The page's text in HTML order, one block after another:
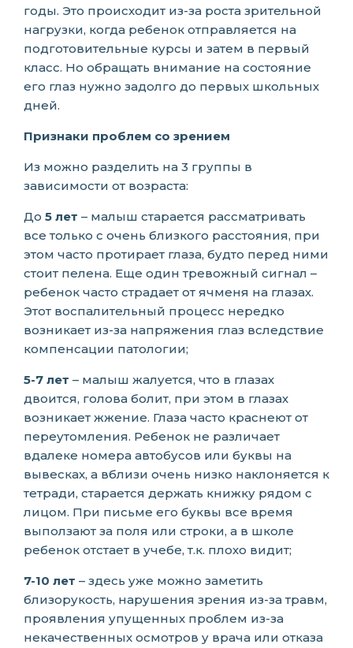
годы. Это происходит из-за роста зрительной
нагрузки, когда ребенок отправляется на
подготовительные курсы и затем в первый
класс. Но обращать внимание на состояние
его глаз нужно задолго до первых школьных
дней.
Признаки проблем со зрением
Из можно разделить на 3 группы в
зависимости от возраста:
До 5 лет – малыш старается рассматривать
все только с очень близкого расстояния, при
этом часто протирает глаза, будто перед ними
стоит пелена. Еще один тревожный сигнал –
ребенок часто страдает от ячменя на глазах.
Этот воспалительный процесс нередко
возникает из-за напряжения глаз вследствие
компенсации патологии;
5-7 лет – малыш жалуется, что в глазах
двоится, голова болит, при этом в глазах
возникает жжение. Глаза часто краснеют от
переутомления. Ребенок не различает
вдалеке номера автобусов или буквы на
вывесках, а вблизи очень низко наклоняется к
тетради, старается держать книжку рядом с
лицом. При письме его буквы все время
выползают за поля или строки, а в школе
ребенок отстает в учебе, т.к. плохо видит;
7-10 лет – здесь уже можно заметить
близорукость, нарушения зрения из-за травм,
проявления упущенных проблем из-за
некачественных осмотров у врача или отказа